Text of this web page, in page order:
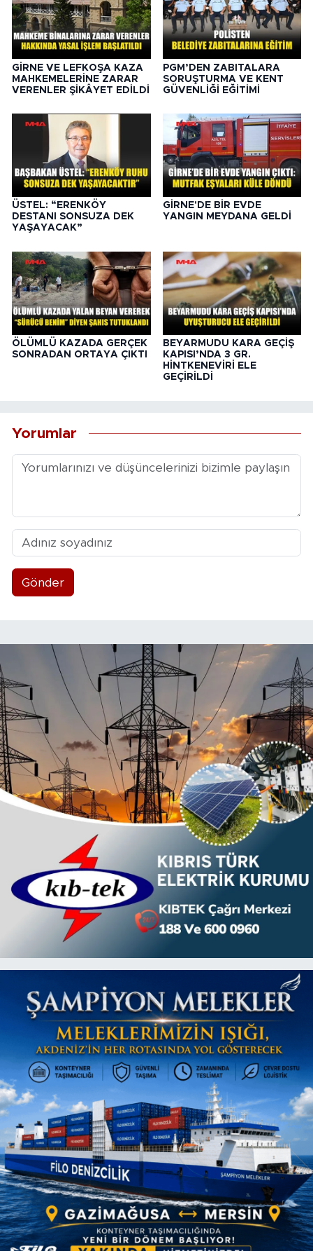
GİRNE VE LEFKOŞA KAZA
MAHKEMELERİNE ZARAR
VERENLER ŞİKÂYET EDİLDİ
PGM’DEN ZABITALARA
SORUŞTURMA VE KENT
GÜVENLİĞİ EĞİTİMİ
ÜSTEL: “ERENKÖY
DESTANI SONSUZA DEK
YAŞAYACAK”
GİRNE'DE BİR EVDE
YANGIN MEYDANA GELDİ
ÖLÜMLÜ KAZADA GERÇEK
SONRADAN ORTAYA ÇIKTI
BEYARMUDU KARA GEÇİŞ
KAPISI’NDA 3 GR.
HİNTKENEVİRİ ELE
GEÇİRİLDİ
Yorumlar
Gönder